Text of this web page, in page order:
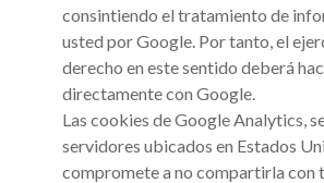
consintiendo el tratamiento de
usted por Google. Por tanto, el
derecho en este sentido deberá
directamente con Google.
Las cookies de Google Analytics,
servidores ubicados en Estados
compromete a no compartirla con